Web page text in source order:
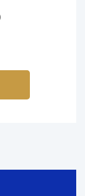
ーダチェッ
見えるクイ
ろう～
セリングを
の技術を、
っているた